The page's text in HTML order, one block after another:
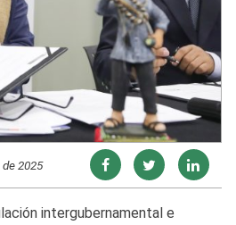
2025
intergubernamental e